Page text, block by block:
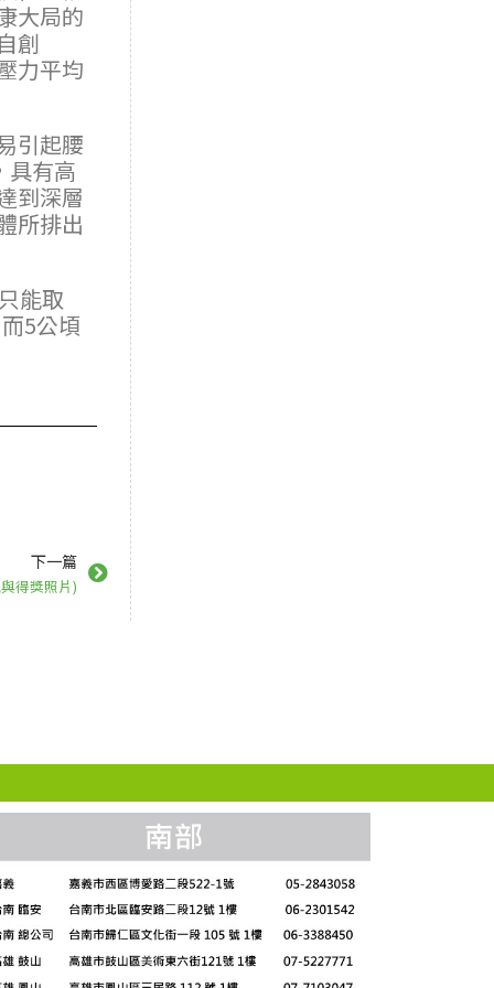
大局的
創
力平均
引起腰
具有高
到深層
所排出
能取
5公頃
下一篇
得獎照片)